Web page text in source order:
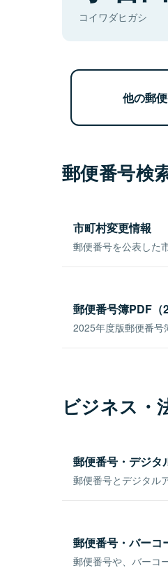
コイワダヒガシ
他の郵
郵便番号検
市町村変更情報
郵便番号を公表した
郵便番号簿PDF（
2025年度版郵便番号
ビジネス・
郵便番号・デジタ
郵便番号とデジタル
郵便番号・バーコ
郵便番号や、バーコ